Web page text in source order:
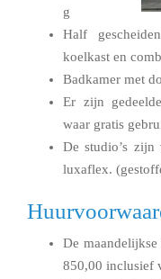
g
Half
koelkast en
Badkamer met
Er zijn
waar gratis
De studio’s
luxaflex.
De
850,00 inclusief